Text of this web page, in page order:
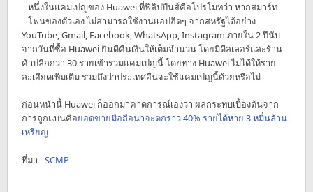
หนึ่งในแคมเปญของ Huawei ที่ฟิลิปปินส์คือโปรโมทว่า หากสมาร์ท
โฟนของตัวเอง ไม่สามารถใช้งานแอปฮิตๆ จากสหรัฐได้อย่าง
YouTube, Gmail, Facebook, WhatsApp, Instagram ภายใน 2 ปีนับ
จากวันที่ซื้อ Huawei ยินดีคืนเงินให้เต็มจำนวน โดยมีดีลเลอร์และร้าน
ค้าปลีกกว่า 30 รายเข้าร่วมแคมเปญนี้ โดยทาง Huawei ไม่ได้ให้ราย
ละเอียดเพิ่มเติม รวมถึงว่าประเทศอื่นจะใช้แคมเปญนี้ด้วยหรือไม่
ก่อนหน้านี้ Huawei ก็ออกมาคาดการณ์เองว่า ผลกระทบเบื้องต้นจาก
การถูกแบนคือยอดขายมือถือน่าจะตกราว 40% รายได้หาย 3 หมื่นล้าน
เหรียญ
ที่มา -SCMP